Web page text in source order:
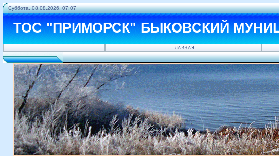
Суббота, 08.08.2026, 07:07
ТОС "ПРИМОРСК" БЫКОВСКИЙ
ГЛАВНАЯ